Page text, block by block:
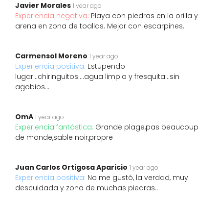
Javier Morales 1 year ago
Experiencia negativa: Playa con piedras en la orilla y
arena en zona de toallas. Mejor con escarpines.
Carmensol Moreno 1 year ago
Experiencia positiva: Estupendo
lugar...chiringuitos....agua limpia y fresquita...sin
agobios...
OmA 1 year ago
Experiencia fantástica: Grande plage,pas beaucoup
de monde,sable noir,propre
Juan Carlos Ortigosa Aparicio 1 year ago
Experiencia positiva: No me gustó, la verdad, muy
descuidada y zona de muchas piedras..